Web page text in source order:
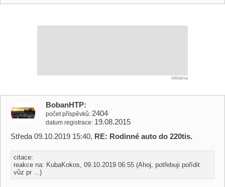
reklama
BobanHTP
počet příspěvků 2404
datum registrace 19.08.2015
Středa 09.10.2019 15:40, RE: Rodinné auto do 220tis.
citace:
reakce na: KubaKokos, 09.10.2019 06:55 (Ahoj, potřebuji pořídit
vůz pr ...)